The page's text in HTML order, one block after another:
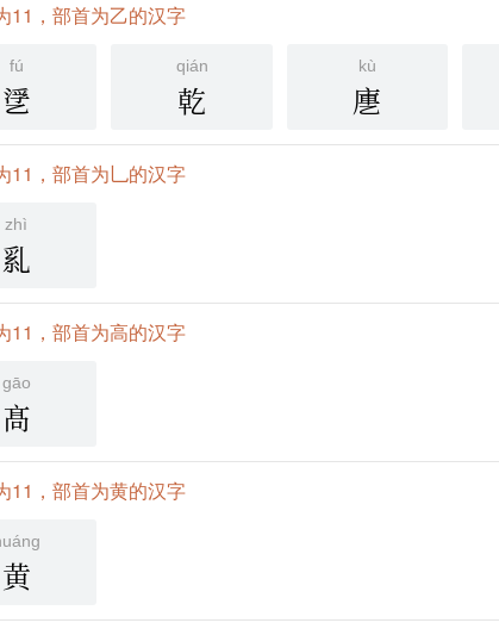
11，部首为乙的汉字
fú
㐢
qián
乾
kù
㐣
11，部首为乚的汉字
zhì
乿
11，部首为高的汉字
gāo
髙
11，部首为黄的汉字
黄